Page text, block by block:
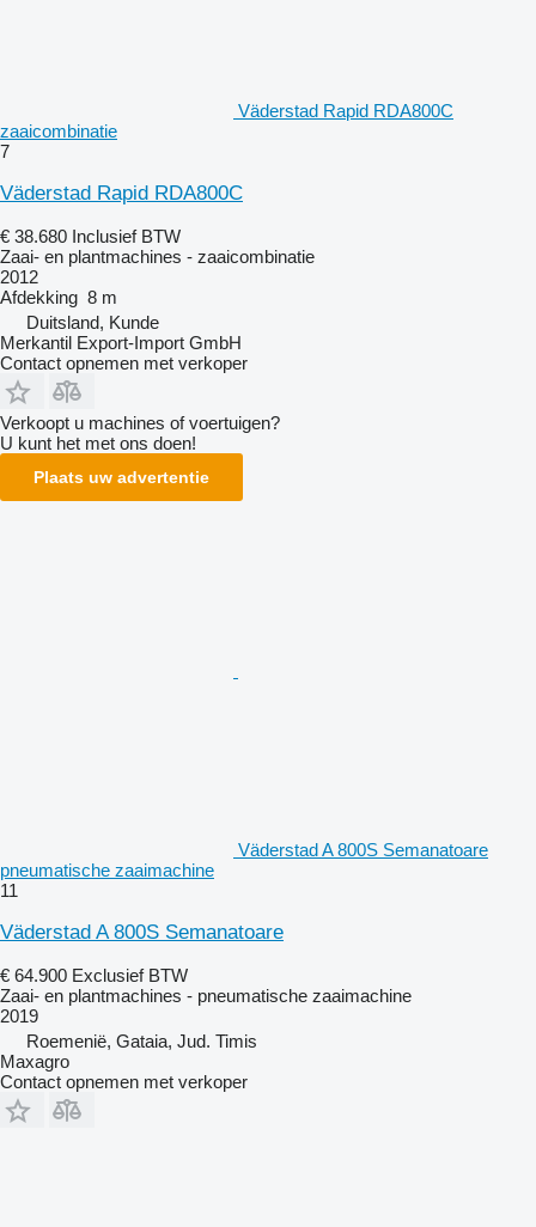
Väderstad Rapid RDA800C
zaaicombinatie
7
Väderstad Rapid RDA800C
€ 38.680 Inclusief BTW
Zaai- en plantmachines - zaaicombinatie
2012
Afdekking 8 m
Duitsland, Kunde
Merkantil Export-Import GmbH
Contact opnemen met verkoper
Verkoopt u machines of voertuigen?
U kunt het met ons doen!
Plaats uw advertentie
Väderstad A 800S Semanatoare
pneumatische zaaimachine
11
Väderstad A 800S Semanatoare
€ 64.900 Exclusief BTW
Zaai- en plantmachines - pneumatische zaaimachine
2019
Roemenië, Gataia, Jud. Timis
Maxagro
Contact opnemen met verkoper